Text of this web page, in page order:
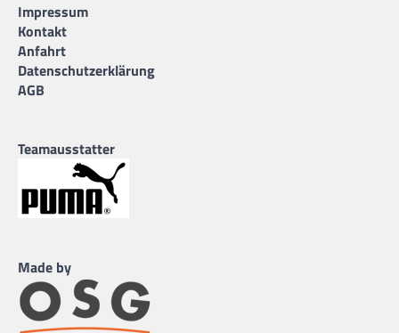
Impressum
Kontakt
Anfahrt
Datenschutzerklärung
AGB
Teamausstatter
Made by